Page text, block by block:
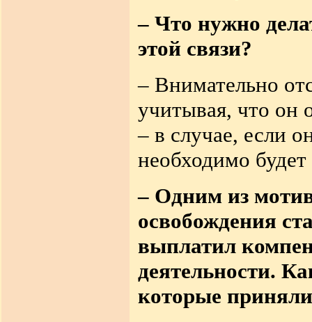
– Что нужно
этой связи?
– Внимательно
учитывая, что он
– в случае, если
необходимо будет
– Одним из
освобождения
выплатил
деятельности.
которые